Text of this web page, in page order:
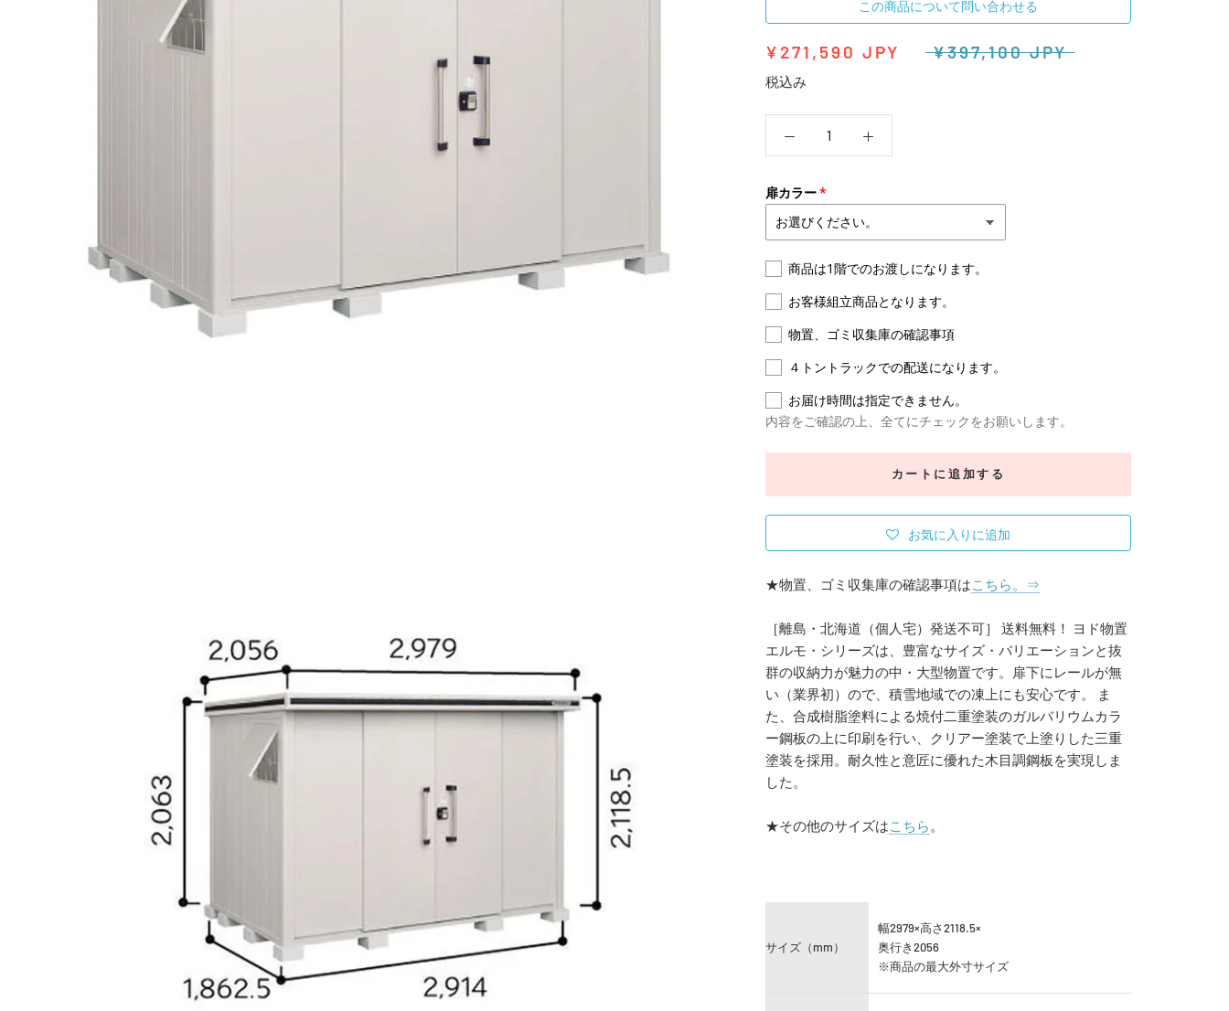
この商品について問い合わせる
¥271,590 JPY ¥397,100 JPY
税込み
扉カラー
商品は1階でのお渡しになります。
お客様組立商品となります。
物置、ゴミ収集庫の確認事項
４トントラックでの配送になります。
お届け時間は指定できません。
内容をご確認の上、全てにチェックをお願いします。
カートに追加する
お気に入りに追加
★物置、ゴミ収集庫の確認事項はこちら。⇒
［離島・北海道（個人宅）発送不可］ 送料無料！ ヨド物置
エルモ・シリーズは、豊富なサイズ・バリエーションと抜
群の収納力が魅力の中・大型物置です。扉下にレールが無
い（業界初）ので、積雪地域での凍上にも安心です。 ま
た、合成樹脂塗料による焼付二重塗装のガルバリウムカラ
ー鋼板の上に印刷を行い、クリアー塗装で上塗りした三重
塗装を採用。耐久性と意匠に優れた木目調鋼板を実現しま
した。
★その他のサイズはこちら 。
サイズ（mm）
幅2979×高さ2118.5×
奥行き2056
※商品の最大外寸サイズ